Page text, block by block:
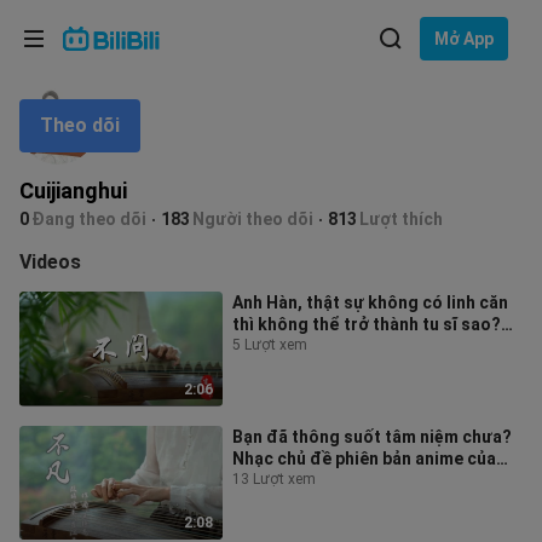
Mở App
Cuijianghui
0Đang theo dõi 183 Người theo dõi 813 Lượt thích
Theo dõi
Videos
2:06
Anh Hàn, thật sự không có linh căn
thì không thể trở thành tu sĩ sao?
Không hỏi ｜Phiên bản đàn tranh
5 Lượt xem
2:08
Bạn đã thông suốt tâm niệm chưa?
Nhạc chủ đề phiên bản anime của
"Phàm Nhân Tu Tiên Truyện"
13 Lượt xem
Ngôn ngữ: Tiếng Việt
Lựa chọn ngôn ngữ
English
ภาษาไทย
Tiếng Việt
Bahasa Melayu